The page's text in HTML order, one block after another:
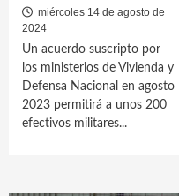
miércoles 14 de agosto de
2024
Un acuerdo suscripto por
los ministerios de Vivienda y
Defensa Nacional en agosto
2023 permitirá a unos 200
efectivos militares...